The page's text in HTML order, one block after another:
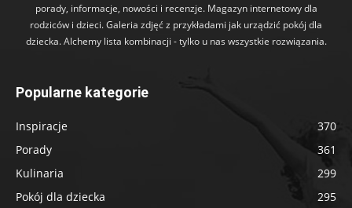
porady, informacje, nowości i recenzje. Magazyn internetowy dla
rodziców i dzieci. Galeria zdjęć z przykładami jak urządzić pokój dla
dziecka. Alchemy lista kombinacji - tylko u nas wszystkie rozwiązania.
Popularne kategorie
Inspiracje
370
Porady
361
Kulinaria
299
Pokój dla dziecka
295